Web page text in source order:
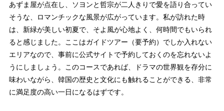
あずま屋が点在し、ソヨンと哲宗が二人きりで愛を語り合ってい
そうな、ロマンチックな風景が広がっています。私が訪れた時
は、新緑が美しい初夏で、そよ風が心地よく、何時間でもいられ
ると感じました。ここはガイドツアー（要予約）でしか入れない
エリアなので、事前に公式サイトで予約しておくのを忘れないよ
うにしましょう。このコースであれば、ドラマの世界観を存分に
味わいながら、韓国の歴史と文化にも触れることができる、非常
に満足度の高い一日になるはずです。